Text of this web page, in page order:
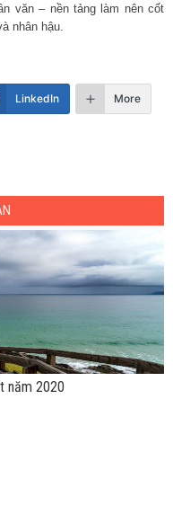
văn – nền tảng làm nên cốt
nhân hậu.
LinkedIn More
năm 2020